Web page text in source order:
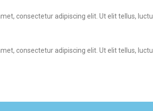
consectetur adipiscing elit. Ut elit tellus,
consectetur adipiscing elit. Ut elit tellus,